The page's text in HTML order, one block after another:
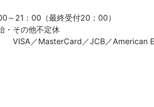
21：00（最終受付20：00）
その他不定休
VISA／MasterCard／JCB／American